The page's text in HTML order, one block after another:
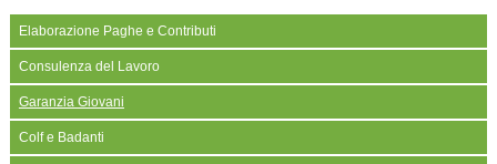
Elaborazione Paghe e Contributi
Consulenza del Lavoro
Garanzia Giovani
Colf e Badanti